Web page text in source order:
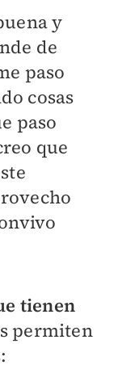
y
de
paso
cosas
paso
que
tienen
permiten